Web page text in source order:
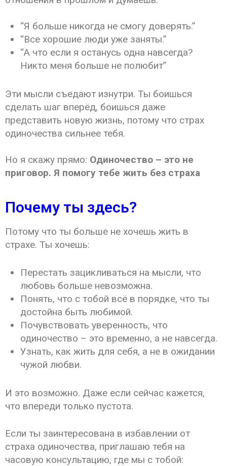
“Я больше никогда не смогу доверять.”
“Все хорошие люди уже заняты.”
“А что если я останусь одна навсегда?
Никто меня больше не полюбит”
Эти мысли съедают изнутри. Ты боишься
сделать шаг вперёд, боишься даже
представить новую жизнь, потому что страх
одиночества сильнее тебя.
Но я скажу прямо: Одиночество – это не
приговор. Я помогу тебе жить без страха
Почему ты здесь?
Потому что ты больше не хочешь жить в
страхе. Ты хочешь:
Перестать зацикливаться на мысли, что
любовь больше невозможна.
Понять, что с тобой всё в порядке, что ты
достойна быть любимой.
Почувствовать уверенность, что
одиночество – это временно, а не навсегда.
Узнать, как жить для себя, а не в ожидании
чужой любви.
И это возможно. Даже если сейчас кажется,
что впереди только пустота.
Если ты заинтересована в избавлении от
страха одиночества, приглашаю тебя на
часовую консультацию, где мы с тобой: